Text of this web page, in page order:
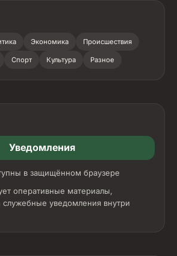
Экономика Происшествия
Спорт Культура Разное
Уведомления
в защищённом браузере
оперативные материалы,
служебные уведомления внутри